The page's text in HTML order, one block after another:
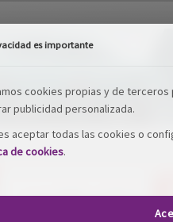
es importante
cookies propias y de
publicidad personalizada.
aceptar todas las cookies o
de cookies.